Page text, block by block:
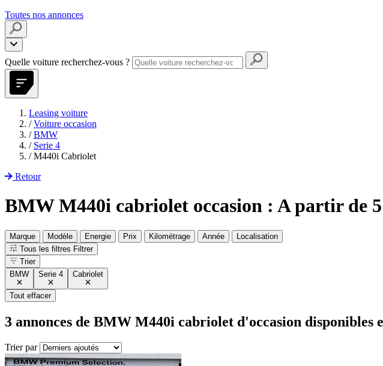
Toutes nos annonces
Quelle voiture recherchez-vous ?
Leasing voiture
/ Voiture occasion
/ BMW
/ Serie 4
/ M440i Cabriolet
Retour
BMW M440i cabriolet occasion : A partir de
Marque Modèle Energie Prix Kilométrage Année
Localisation
Tous les filtres Filtrer
Trier
BMW
Serie 4 Cabriolet
Tout effacer
3 annonces de BMW M440i cabriolet d'occasion
Trier par